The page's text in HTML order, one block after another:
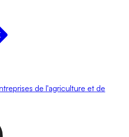
de l'agriculture et de